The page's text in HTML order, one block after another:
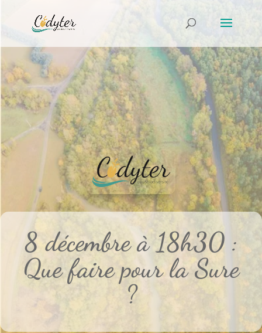
8 décembre à 18h30 :
Que faire pour la Sure
?